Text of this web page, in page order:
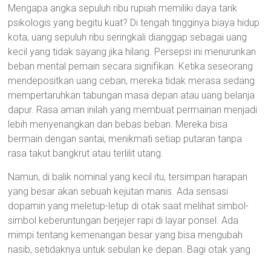
Mengapa angka sepuluh ribu rupiah memiliki daya tarik
psikologis yang begitu kuat? Di tengah tingginya biaya hidup
kota, uang sepuluh ribu seringkali dianggap sebagai uang
kecil yang tidak sayang jika hilang. Persepsi ini menurunkan
beban mental pemain secara signifikan. Ketika seseorang
mendepositkan uang ceban, mereka tidak merasa sedang
mempertaruhkan tabungan masa depan atau uang belanja
dapur. Rasa aman inilah yang membuat permainan menjadi
lebih menyenangkan dan bebas beban. Mereka bisa
bermain dengan santai, menikmati setiap putaran tanpa
rasa takut bangkrut atau terlilit utang.
Namun, di balik nominal yang kecil itu, tersimpan harapan
yang besar akan sebuah kejutan manis. Ada sensasi
dopamin yang meletup-letup di otak saat melihat simbol-
simbol keberuntungan berjejer rapi di layar ponsel. Ada
mimpi tentang kemenangan besar yang bisa mengubah
nasib, setidaknya untuk sebulan ke depan. Bagi otak yang